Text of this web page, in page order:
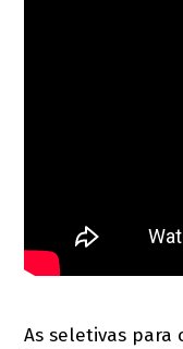
As seletivas para